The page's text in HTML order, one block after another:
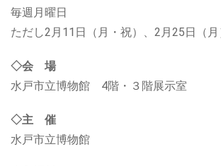
毎週月曜日
ただし2月11日（月・祝）、2月25日（
◇会 場
水戸市立博物館 4階・３階展示室
◇主 催
水戸市立博物館